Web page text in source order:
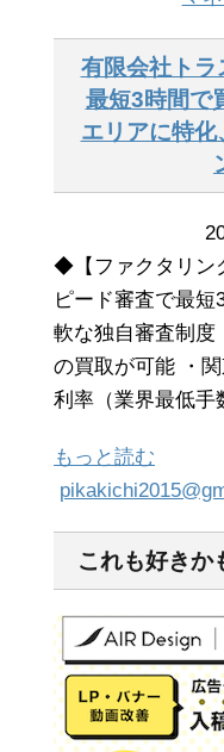
有限会社トラ
最短3時間で
エリアに特化
◆【ファクタリン
ピード審査で最
軟な独自審査制度
の買取が可能 ・
利率（業界最低
もっと読む
これも好きか